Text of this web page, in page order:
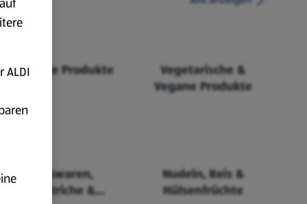
Fairtrade Produkte
Vegetarische &
Vegane Produkte
Backwaren,
Aufstriche &
Nudeln, Reis &
Hülsenfrüchte
ALDI